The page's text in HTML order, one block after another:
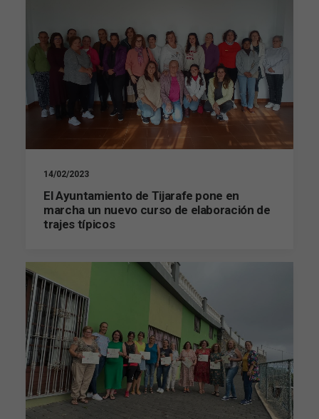
14/02/2023
El Ayuntamiento de Tijarafe pone en
marcha un nuevo curso de elaboración de
trajes típicos
Experiencia
Para que
nuestra web
funcione lo
mejor posible
durante tu
visita. Si
rechaza estas
cookies,
de la web.
comportamiento
mientras visitas
nuestro sitio,
aumentas la
posibilidad de
ver contenido y
ofertas
personalizados.